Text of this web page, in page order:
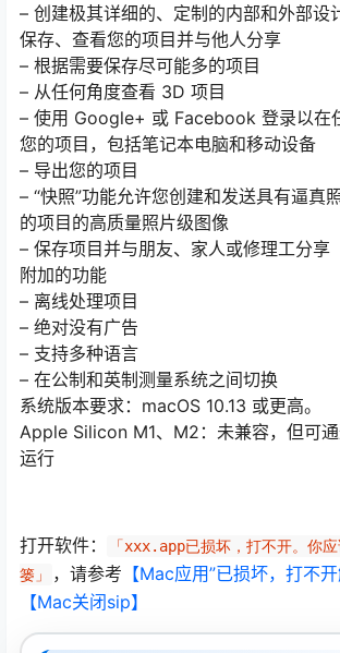
– 创建极其详细的、定制的内部和外部设
保存、查看您的项目并与他人分享
– 根据需要保存尽可能多的项目
– 从任何角度查看 3D 项目
– 使用 Google+ 或 Facebook 登录以在
您的项目，包括笔记本电脑和移动设备
– 导出您的项目
– “快照”功能允许您创建和发送具有逼真
的项目的高质量照片级图像
– 保存项目并与朋友、家人或修理工分享
附加的功能
– 离线处理项目
– 绝对没有广告
– 支持多种语言
– 在公制和英制测量系统之间切换
系统版本要求：macOS 10.13 或更高。
Apple Silicon M1、M2：未兼容，但可
运行
打开软件：
「xxx.app已损坏，打不开。你
篓」
，请参考 【Mac应用”已损坏，打不开
【Mac关闭sip】